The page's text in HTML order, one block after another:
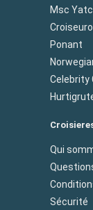
Msc
Ponant
Celebrity
Qui
Sécurité